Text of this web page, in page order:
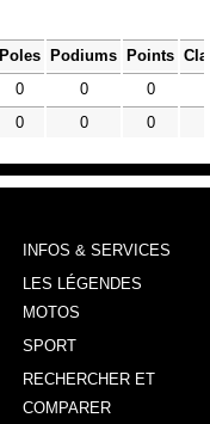
Poles Podiums Points
0 0
0
0 0 0
INFOS & SERVICES
LES LÉGENDES
MOTOS
SPORT
RECHERCHER ET
COMPARER